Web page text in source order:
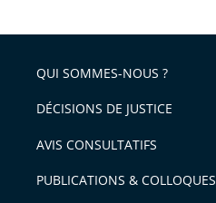
l'article
pour
avant
QUI SOMMES-NOUS ?
DÉCISIONS DE JUSTICE
AVIS CONSULTATIFS
PUBLICATIONS & COLLOQUES